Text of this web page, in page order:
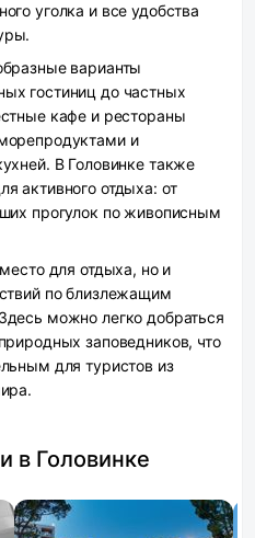
уголка и все удобства
варианты
гостиниц до частных
кафе и рестораны
и
В Головинке также
активного отдыха: от
прогулок по живописным
для отдыха, но и
по близлежащим
можно легко добраться
заповедников, что
для туристов из
в Головинке